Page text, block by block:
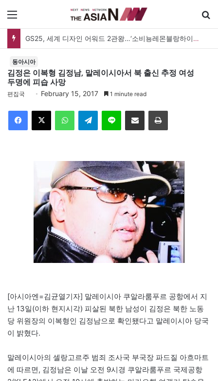
GS25, 세계 디자인 어워드 2관왕…‘소비뇽레몬블랑하이볼’ 디자인 경쟁력 인정
동아시아
김정은 이복형 김정남, 말레이시아서 북 출신 추정 여성
두명에 피습 사망
편집국 February 15, 2017 1 minute read
Telegram 이메일
[아시아엔=김균열기자] 말레이시아 쿠알라룸푸르 공항에서 지
난 13일(이하 현지시각) 피살된 북한 남성이 김정은 북한 노동
당 위원장의 이복형인 김정남으로 확인됐다고 말레이시아 당국
이 밝혔다.
말레이시아의 셀랑고르주 범죄 조사국 부국장 파드질 아흐마트
에 따르면, 김정남은 이날 오전 9시경 쿠알라룸푸르 국제공항